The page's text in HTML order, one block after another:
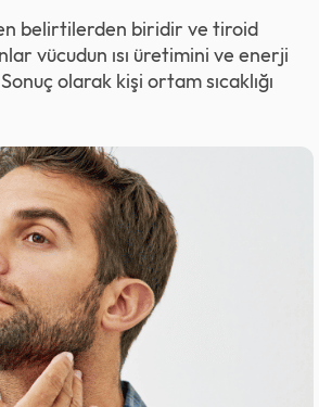
belirtilerden biridir ve tiroid
vücudun ısı üretimini ve enerji
olarak kişi ortam sıcaklığı